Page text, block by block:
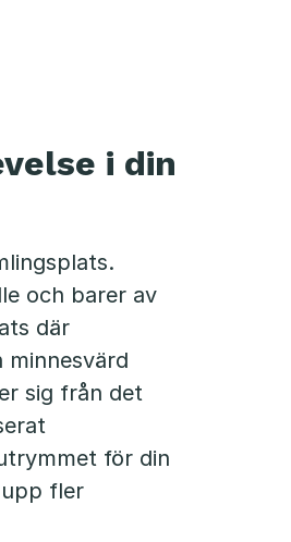
i din
och barer av
där
sig från det
för din
fler